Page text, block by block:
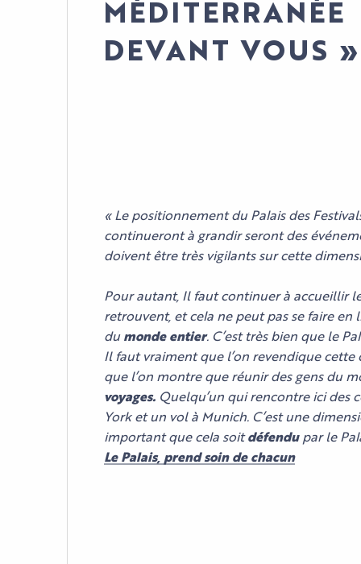
MÉDITERRANÉE
DEVANT VOUS »
« Le positionnement du Palais des
continueront à grandir seront des
doivent être très vigilants sur cette
Pour autant, Il faut continuer à accueillir
retrouvent, et cela ne peut pas se faire
dumonde entier. C’est très bien que le
Il faut vraiment que l’on revendique cette
que l’on montre que réunir des gens du
voyages.Quelqu’un qui rencontre ici des
York et un vol à Munich. C’est une
important que cela soitdéfendupar le
Le Palais, prend soin de chacun